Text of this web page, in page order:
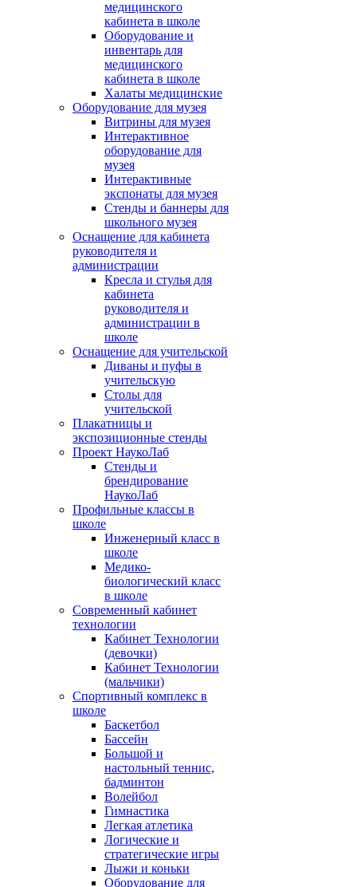
медицинского
кабинета в школе
Оборудование и
инвентарь для
медицинского
кабинета в школе
Халаты медицинские
Оборудование для музея
Витрины для музея
Интерактивное
оборудование для
музея
Интерактивные
экспонаты для музея
Стенды и баннеры для
школьного музея
Оснащение для кабинета
руководителя и
администрации
Кресла и стулья для
кабинета
руководителя и
администрации в
школе
Оснащение для учительской
Диваны и пуфы в
учительскую
Столы для
учительской
Плакатницы и
экспозиционные стенды
Проект НаукоЛаб
Стенды и
брендирование
НаукоЛаб
Профильные классы в
школе
Инженерный класс в
школе
Медико-
биологический класс
в школе
Современный кабинет
технологии
Кабинет Технологии
(девочки)
Кабинет Технологии
(мальчики)
Спортивный комплекс в
школе
Баскетбол
Бассейн
Большой и
настольный теннис,
бадминтон
Волейбол
Гимнастика
Легкая атлетика
Логические и
стратегические игры
Лыжи и коньки
Оборудование для